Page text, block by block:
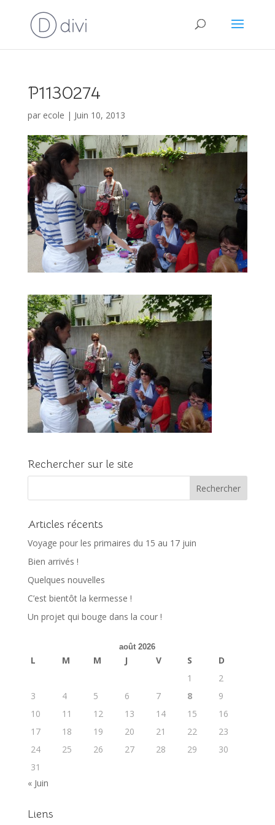
P1130274
par ecole | Juin 10, 2013
Rechercher sur le site
Articles récents
Voyage pour les primaires du 15 au 17 juin
Bien arrivés !
Quelques nouvelles
C’est bientôt la kermesse !
Un projet qui bouge dans la cour !
août 2026
L M M J V S
D
1
2
3
4 5 6 7 8
9
10
11 12 13 14 15
16
17
18 19 20 21 22
23
24
25 26 27 28 29
30
31
« Juin
Liens